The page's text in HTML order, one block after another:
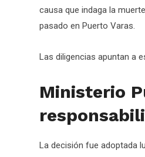
causa que indaga la
pasado en Puerto Varas.
Las diligencias apuntan a
Ministerio
La decisión fue adoptada